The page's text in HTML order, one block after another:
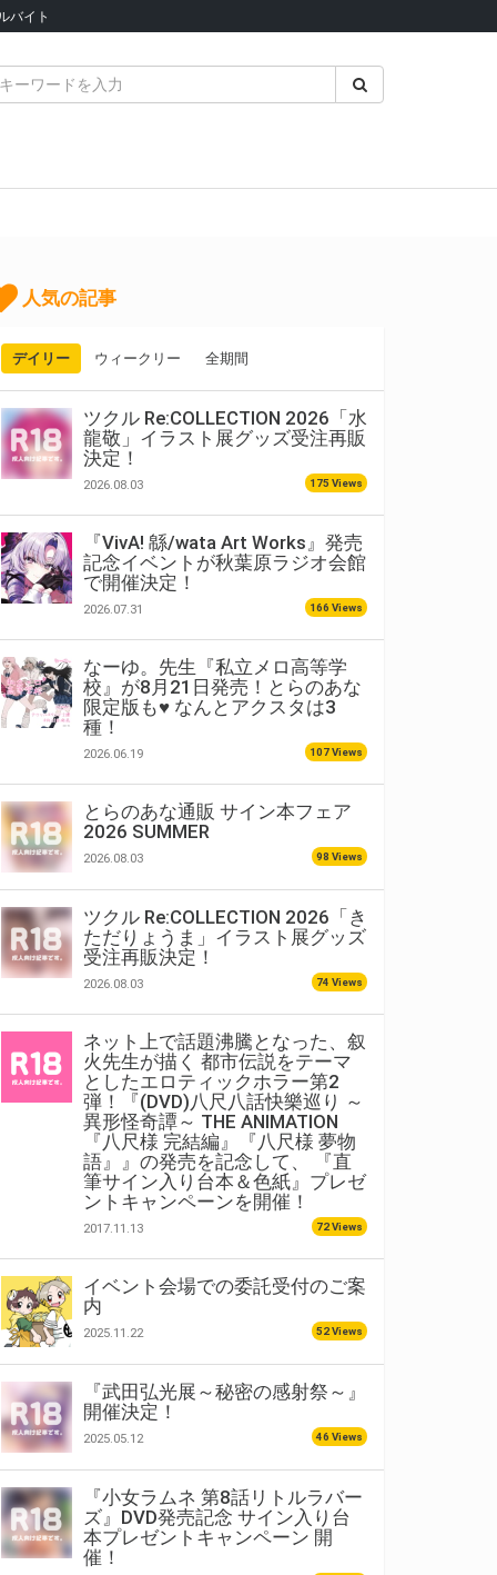
バイト
人気の記事
デイリー ウィークリー 全期間
ツクル Re:COLLECTION 2026「水
龍敬」イラスト展グッズ受注再販
決定！
2026.08.03 175 Views
『VivA! 緜/wata Art Works』発売
記念イベントが秋葉原ラジオ会館
で開催決定！
2026.07.31 166 Views
なーゆ。先生『私立メロ高等学
校』が8月21日発売！とらのあな
限定版も♥ なんとアクスタは3
種！
2026.06.19 107 Views
とらのあな通販 サイン本フェア
2026 SUMMER
2026.08.03 98 Views
ツクル Re:COLLECTION 2026「き
ただりょうま」イラスト展グッズ
受注再販決定！
2026.08.03 74 Views
ネット上で話題沸騰となった、叙
火先生が描く 都市伝説をテーマ
としたエロティックホラー第2
弾！『(DVD)八尺八話快樂巡り ～
異形怪奇譚～ THE ANIMATION
『八尺様 完結編』『八尺様 夢物
語』』の発売を記念して、 『直
筆サイン入り台本＆色紙』プレゼ
ントキャンペーンを開催！
2017.11.13 72 Views
イベント会場での委託受付のご案
内
2025.11.22 52 Views
『武田弘光展～秘密の感射祭～』
開催決定！
2025.05.12 46 Views
『小女ラムネ 第8話リトルラバー
ズ』DVD発売記念 サイン入り台
本プレゼントキャンペーン 開
催！